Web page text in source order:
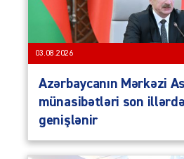
03.08.2026
Azərbaycanın Mərkəzi
münasibətləri son
genişlənir